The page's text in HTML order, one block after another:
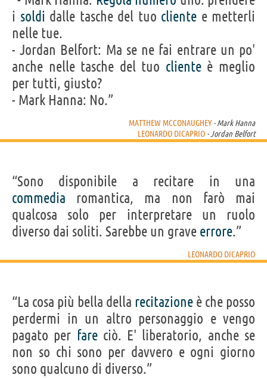
i soldi dalle tasche del tuo cliente e metterli
nelle tue.
- Jordan Belfort: Ma se ne fai entrare un po'
anche nelle tasche del tuo clienteè meglio
per tutti, giusto?
- Mark Hanna: No.”
MATTHEW MCCONAUGHEY - Mark Hanna
LEONARDO DICAPRIO - Jordan Belfort
“Sono disponibile a recitare in una
commedia romantica, ma non farò mai
qualcosa solo per interpretare un ruolo
diverso dai soliti. Sarebbe un grave errore.”
LEONARDO DICAPRIO
“La cosa più bella della recitazione è che posso
perdermi in un altro personaggio e vengo
pagato per fareciò. E' liberatorio, anche se
non so chi sono per davvero e ogni giorno
sono qualcuno di diverso.”